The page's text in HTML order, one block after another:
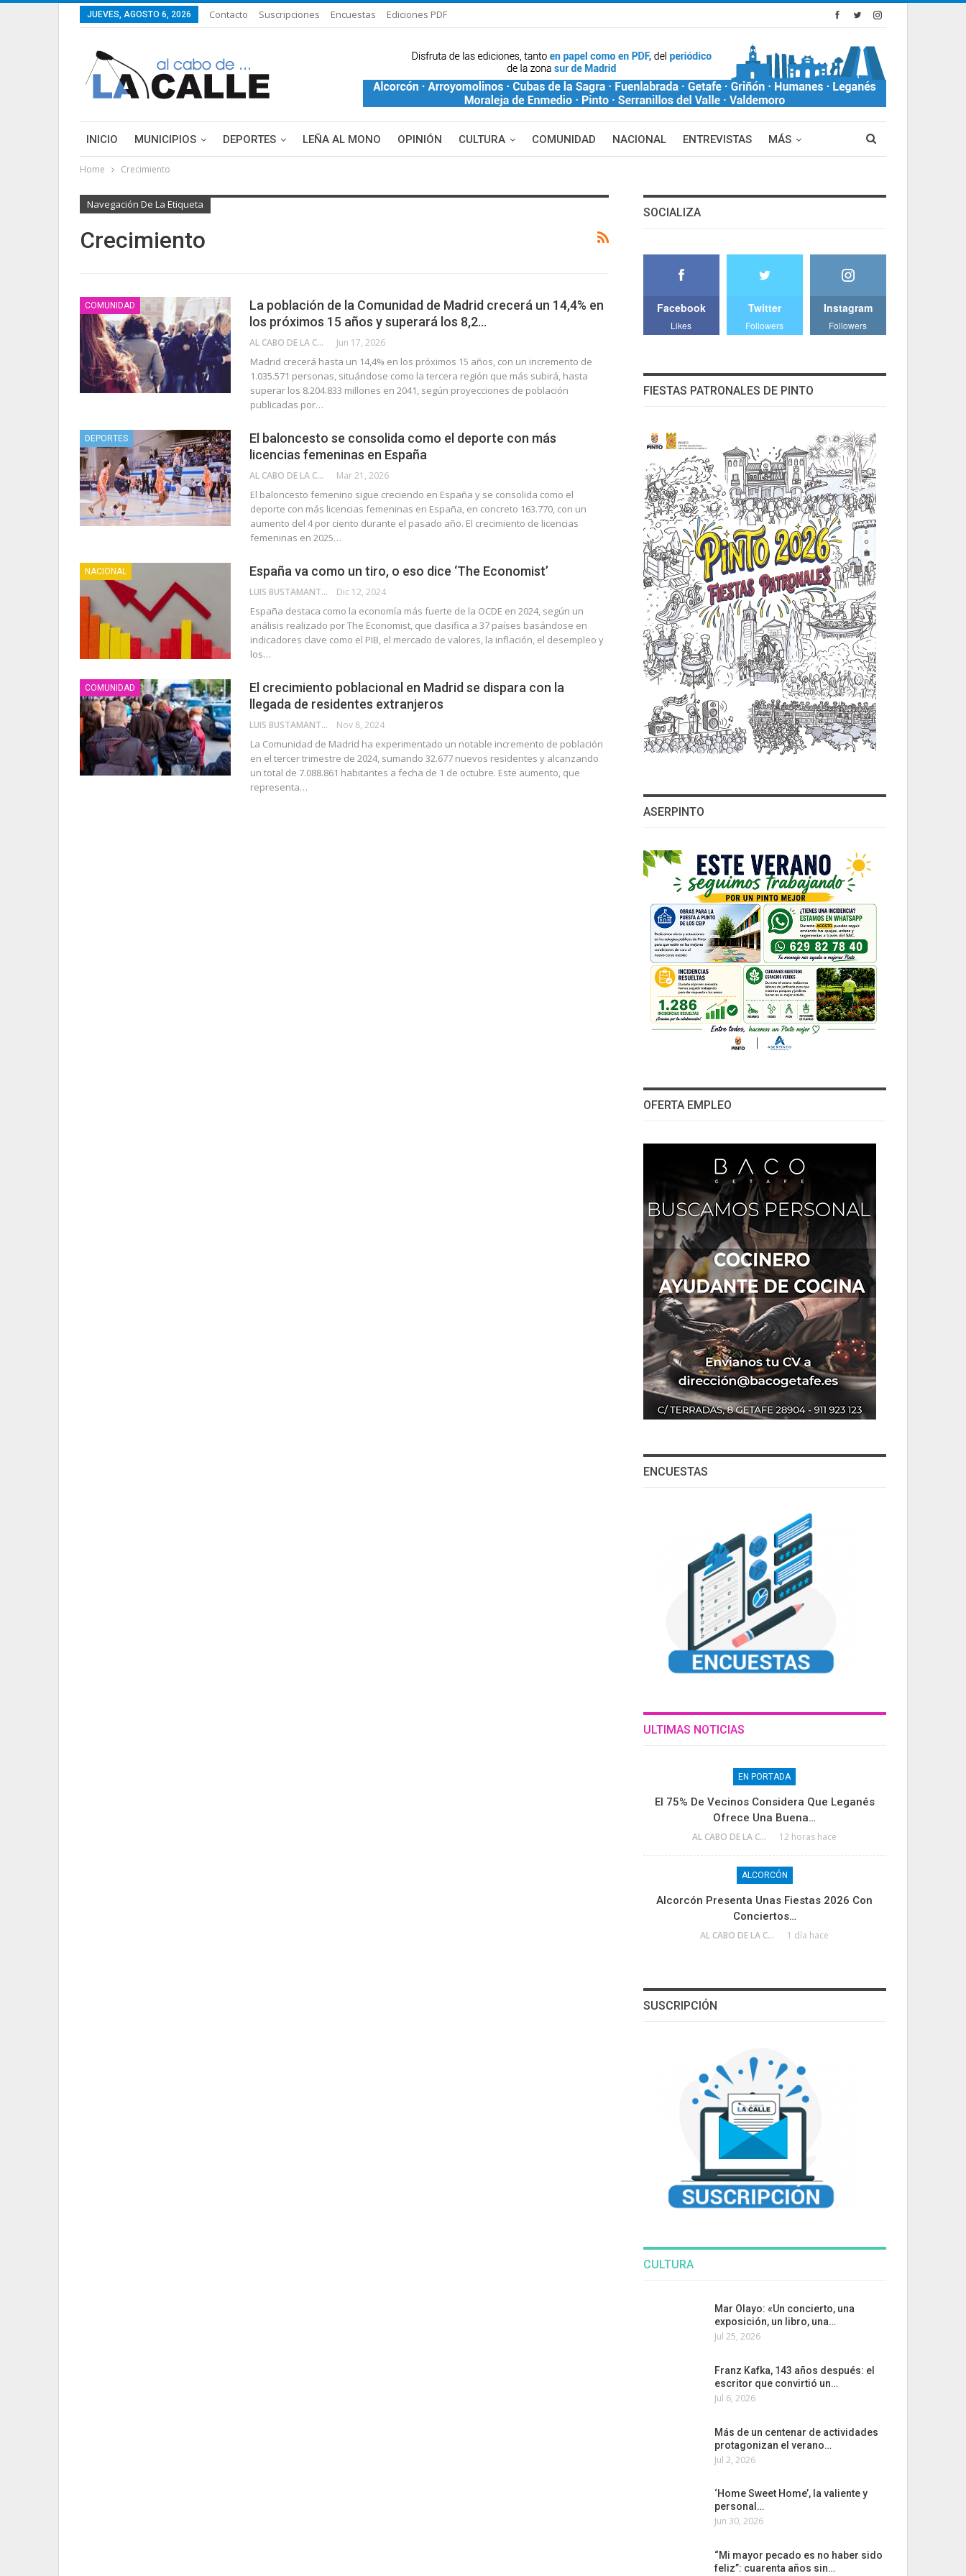
JUEVES, AGOSTO 6, 2026 Contacto Suscripciones Encuestas Ediciones PDF
INICIO MUNICIPIOS DEPORTES LEÑA AL MONO OPINIÓN CULTURA COMUNIDAD NACIONAL ENTREVISTAS MÁS
Home Crecimiento
Navegación De La Etiqueta
Crecimiento
COMUNIDAD
La población de la Comunidad de Madrid crecerá un 14,4% en
los próximos 15 años y superará los 8,2…
AL CABO DE LA CALLE Jun 17, 2026
Madrid crecerá hasta un 14,4% en los próximos 15 años, con un incremento de
1.035.571 personas, situándose como la tercera región que más subirá, hasta
superar los 8.204.833 millones en 2041, según proyecciones de población
publicadas por…
DEPORTES
El baloncesto se consolida como el deporte con más
licencias femeninas en España
AL CABO DE LA CALLE Mar 21, 2026
El baloncesto femenino sigue creciendo en España y se consolida como el
deporte con más licencias femeninas en España, en concreto 163.770, con un
aumento del 4 por ciento durante el pasado año. El crecimiento de licencias
femeninas en 2025…
NACIONAL España va como un tiro, o eso dice ‘The Economist’
LUIS BUSTAMANTE VELARDE Dic 12, 2024
España destaca como la economía más fuerte de la OCDE en 2024, según un
análisis realizado por The Economist, que clasifica a 37 países basándose en
indicadores clave como el PIB, el mercado de valores, la inflación, el desempleo y
los…
COMUNIDAD
El crecimiento poblacional en Madrid se dispara con la
llegada de residentes extranjeros
LUIS BUSTAMANTE VELARDE Nov 8, 2024
La Comunidad de Madrid ha experimentado un notable incremento de población
en el tercer trimestre de 2024, sumando 32.677 nuevos residentes y alcanzando
un total de 7.088.861 habitantes a fecha de 1 de octubre. Este aumento, que
representa…
SOCIALIZA
Facebook
Likes
Twitter
Followers
Instagram
Followers
FIESTAS PATRONALES DE PINTO
ASERPINTO
OFERTA EMPLEO
ENCUESTAS
ULTIMAS NOTICIAS
EN PORTADA
El 75% De Vecinos Considera Que Leganés
Ofrece Una Buena…
AL CABO DE LA CALLE 12 horas hace
ALCORCÓN
Alcorcón Presenta Unas Fiestas 2026 Con
Conciertos…
AL CABO DE LA CALLE 1 día hace
SUSCRIPCIÓN
CULTURA
Mar Olayo: «Un concierto, una
exposición, un libro, una…
Jul 25, 2026
Franz Kafka, 143 años después: el
escritor que convirtió un…
Jul 6, 2026
Más de un centenar de actividades
protagonizan el verano…
Jul 2, 2026
‘Home Sweet Home’, la valiente y
personal…
Jun 30, 2026
“Mi mayor pecado es no haber sido
feliz”: cuarenta años sin…